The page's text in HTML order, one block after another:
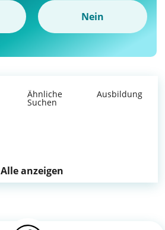
Nein
Ähnliche
Suchen
Ausbildung
Alle anzeigen